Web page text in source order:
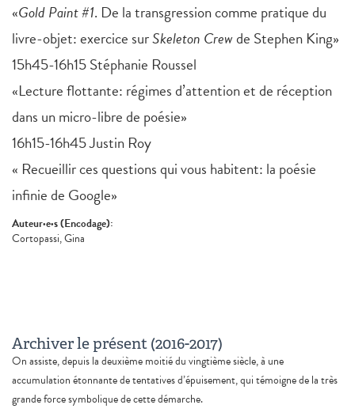
«Gold Paint #1. De la transgression comme pratique du
livre-objet: exercice surSkeleton Crewde Stephen King»
15h45-16h15 Stéphanie Roussel
«Lecture flottante: régimes d’attention et de réception
dans un micro-libre de poésie»
16h15-16h45 Justin Roy
« Recueillir ces questions qui vous habitent: la poésie
infinie de Google»
Auteur·e·s (Encodage):
Cortopassi, Gina
Archiver le présent (2016-2017)
On assiste, depuis la deuxième moitié du vingtième siècle, à une
accumulation étonnante de tentatives d’épuisement, qui témoigne de la très
grande force symbolique de cette démarche.